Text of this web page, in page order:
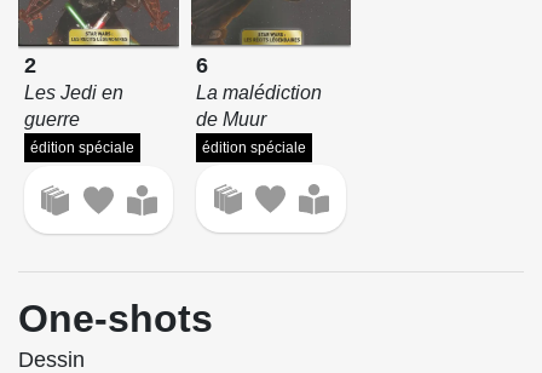
2
Les Jedi en
guerre
édition spéciale
6
La malédiction
de Muur
édition spéciale
One-shots
Dessin